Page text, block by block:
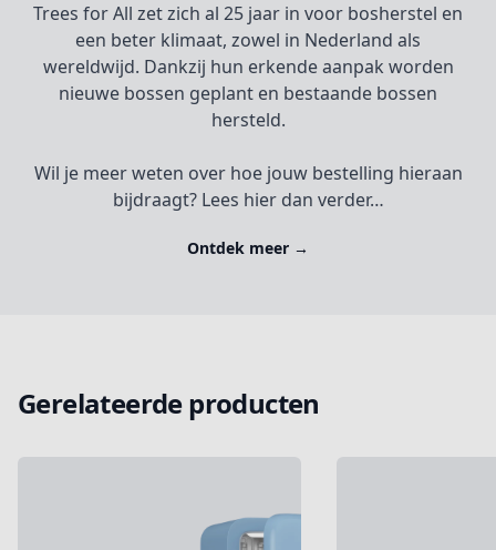
Trees for All zet zich al 25 jaar in voor bosherstel en
een beter klimaat, zowel in Nederland als
wereldwijd. Dankzij hun erkende aanpak worden
nieuwe bossen geplant en bestaande bossen
hersteld.
Wil je meer weten over hoe jouw bestelling hieraan
bijdraagt? Lees hier dan verder…
Ontdek meer →
Gerelateerde producten